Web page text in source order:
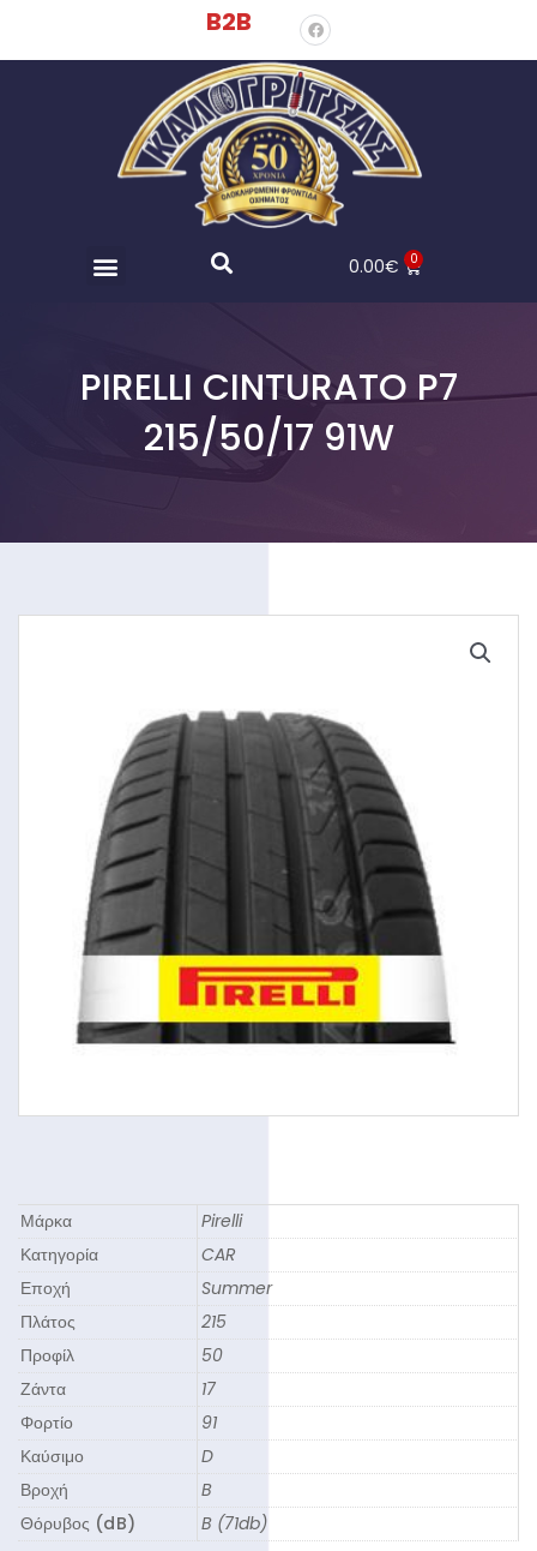
B2B
0.00€ 0
PIRELLI CINTURATO P7
215/50/17 91W
Μάρκα
Pirelli
Κατηγορία
CAR
Εποχή
Summer
Πλάτος
215
Προφίλ
50
Ζάντα
17
Φορτίο
91
Καύσιμο
D
Βροχή
B
Θόρυβος (dB)
B (71db)